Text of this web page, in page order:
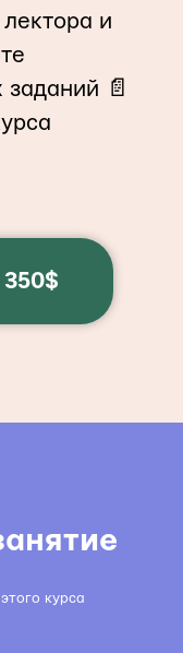
и
📄
курса